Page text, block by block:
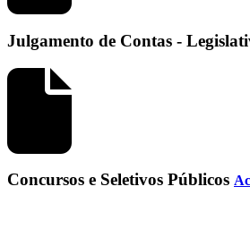
Julgamento de Contas -
Concursos e Seletivos Públicos